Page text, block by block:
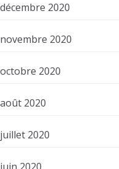
décembre 2020
novembre 2020
octobre 2020
août 2020
juillet 2020